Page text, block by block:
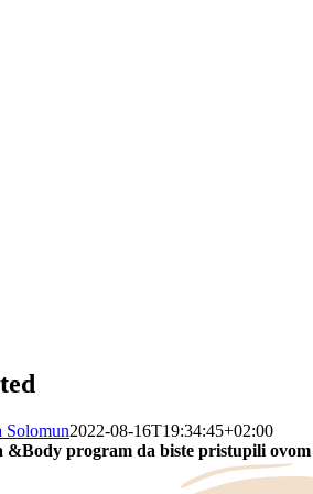
Solomun2022-08-16T19:34:45+02:00
&Body program da biste pristupili